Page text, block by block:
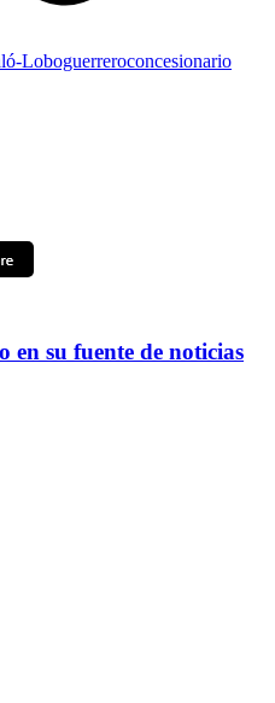
Loboguerreroconcesionario
en su fuente de noticias